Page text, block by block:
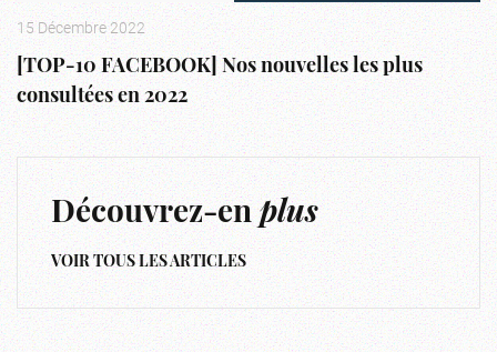
15 Décembre 2022
[TOP-10 FACEBOOK] Nos nouvelles les plus
consultées en 2022
Découvrez-enplus
VOIR TOUS LES ARTICLES